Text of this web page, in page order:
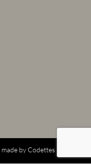
by Codettes